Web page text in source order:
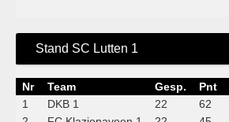
Stand SC Lutten 1
Nr Team Gesp. Pnt
1
DKB 1 22 62